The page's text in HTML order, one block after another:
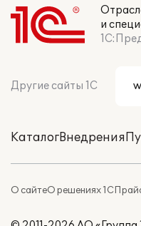
и
Другие сайты 1С
КаталогВнедрения
О сайтеО решениях 1С